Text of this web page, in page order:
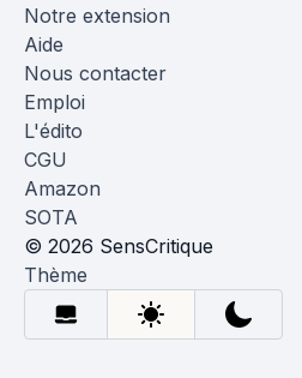
Notre extension
Aide
Nous contacter
Emploi
L'édito
CGU
Amazon
SOTA
© 2026 SensCritique
Thème